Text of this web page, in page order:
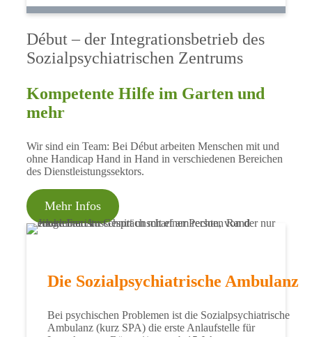
Début – der Integrationsbetrieb des
Sozialpsychiatrischen Zentrums
Kompetente Hilfe im Garten und
mehr
Wir sind ein Team: Bei Début arbeiten Menschen mit und
ohne Handicap Hand in Hand in verschiedenen Bereichen
des Dienstleistungssektors.
Mehr Infos
Die Sozialpsychiatrische Ambulanz
Bei psychischen Problemen ist die Sozialpsychiatrische
Ambulanz (kurz SPA) die erste Anlaufstelle für